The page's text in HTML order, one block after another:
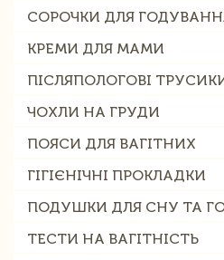
СОРОЧКИ ДЛЯ
КРЕМИ ДЛЯ МАМИ
ПІСЛЯПОЛОГОВІ
ЧОХЛИ НА ГРУДИ
ПОЯСИ ДЛЯ ВАГІТНИХ
ГІГІЄНІЧНІ ПРОКЛАДКИ
ПОДУШКИ ДЛЯ СНУ ТА
ТЕСТИ НА ВАГІТНІСТЬ